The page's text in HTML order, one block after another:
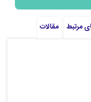
مرتبط مقالات